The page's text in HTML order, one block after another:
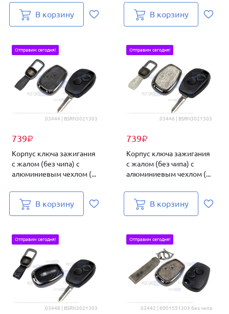
В корзину В корзину
.03444 | BSRN3021303
739₽
Отправим сегодня!
Корпус ключа зажигания
с жалом (без чипа) с
алюминиевым чехлом (...
В корзину
.03446 | BSRN3021303
739₽
Отправим сегодня!
Корпус ключа зажигания
с жалом (без чипа) с
алюминиевым чехлом (...
В корзину
.03448 | BSRN3021303
Отправим сегодня!
.03442 | 6001551303 без чипа
Отправим сегодня!